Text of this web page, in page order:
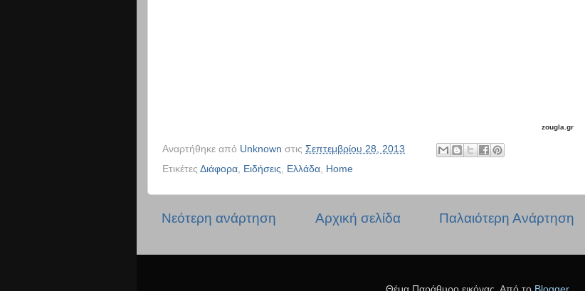
zougla.gr
Αναρτήθηκε από Unknown στις Σεπτεμβρίου 28, 2013
Ετικέτες Διάφορα Ειδήσεις Ελλάδα Home
Νεότερη ανάρτηση Παλαιότερη Ανάρτηση
Αρχική σελίδα